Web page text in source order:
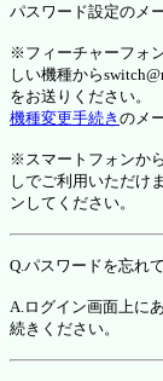
パスワード設定のメ
※フィーチャーフォ
しい機種から
をお送りください。
機種変更手続き のメ
※スマートフォンか
しでご利用いただけ
ンしてください。
Q.パスワードを忘れ
A.ログイン画面上に
続きください。